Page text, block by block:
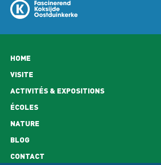
Hoofdnavigatie
HOME
VISITE
ACTIVITÉS & EXPOSITIONS
ÉCOLES
NATURE
BLOG
CONTACT